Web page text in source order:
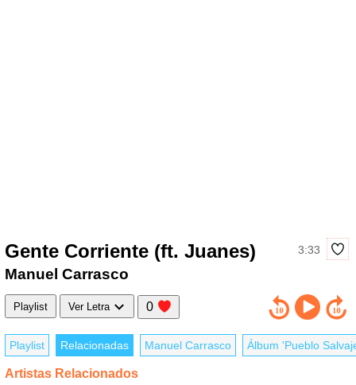
Gente Corriente (ft. Juanes) 3:33
Manuel Carrasco
Playlist Ver Letra 0
Playlist Relacionadas Manuel Carrasco Álbum 'Pueblo
Artistas Relacionados